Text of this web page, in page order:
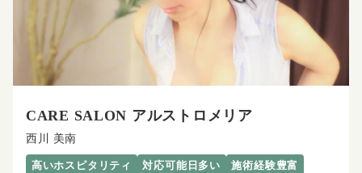
CARE SALON アルストロメリア
西川 美南
高いホスピタリティ 対応可能日多い
施術経験豊富